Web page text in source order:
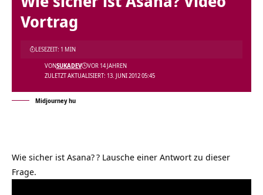
Vortrag
ZULETZT AKTUALISIERT: 13. JUNI 2012 05:45
VONSUKADEV VOR 14 JAHREN
LESEZEIT: 1 MIN
Midjourney hu
Wie sicher ist Asana?? Lausche einer Antwort zu dieser
Frage.